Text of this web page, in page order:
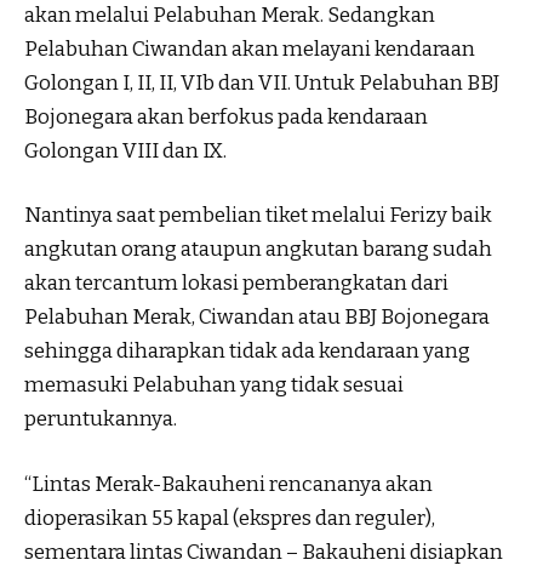
akan melalui Pelabuhan Merak. Sedangkan
Pelabuhan Ciwandan akan melayani kendaraan
Golongan I, II, II, VIb dan VII. Untuk Pelabuhan BBJ
Bojonegara akan berfokus pada kendaraan
Golongan VIII dan IX.
Nantinya saat pembelian tiket melalui Ferizy baik
angkutan orang ataupun angkutan barang sudah
akan tercantum lokasi pemberangkatan dari
Pelabuhan Merak, Ciwandan atau BBJ Bojonegara
sehingga diharapkan tidak ada kendaraan yang
memasuki Pelabuhan yang tidak sesuai
peruntukannya.
“Lintas Merak-Bakauheni rencananya akan
dioperasikan 55 kapal (ekspres dan reguler),
sementara lintas Ciwandan – Bakauheni disiapkan